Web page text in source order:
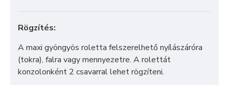
Rögzítés:
A maxi gyöngyös roletta felszerelhető nyílászáróra
(tokra), falra vagy mennyezetre. A rolettát
konzolonként 2 csavarral lehet rögzíteni.